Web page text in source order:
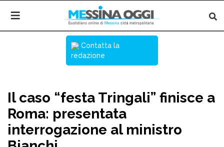
Contatta la
redazione
Il caso “festa Tringali” finisce a
Roma: presentata
interrogazione al ministro